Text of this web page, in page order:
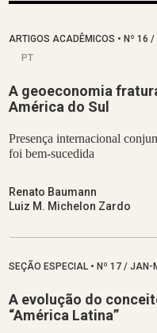
ARTIGOS ACADÊMICOS • Nº 16 /
PT
A geoeconomia
América do Sul
Presença internacional
foi bem-sucedida
Renato Baumann
Luiz M. Michelon Zardo
SEÇÃO ESPECIAL • Nº 17 / JAN-
A evolução do
“América Latina”